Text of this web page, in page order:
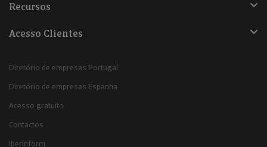
Recursos
Acesso Clientes
Diretório de empresas Portugal
Diretório de empresas Espanha
Acesso gratuito
Contactos
Iberinform